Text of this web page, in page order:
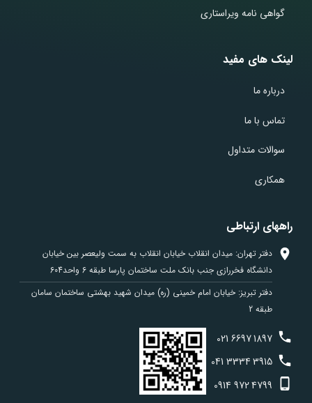
گواهی نامه ویراستاری
لینک های مفید
درباره ما
تماس با ما
سوالات متداول
همکاری
راههای ارتباطی
دفتر تهران: میدان انقلاب خیابان انقلاب به سمت ولیعصر بین خیابان
دانشگاه فخررازی جنب بانک ملت ساختمان پارسا طبقه 6 واحد604
دفتر تبریز: خیابان امام خمینی (ره) میدان شهید بهشتی ساختمان سامان
طبقه 2
021 66971897
041 33343915
0914 9724799